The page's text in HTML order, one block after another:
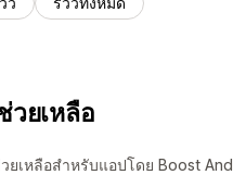
วยเหลือ
ยเหลือสำหรับแอปโดย Boost And